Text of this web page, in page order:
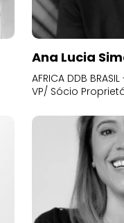
Ana Lucia
AFRICA DDB
VP/ Sócio